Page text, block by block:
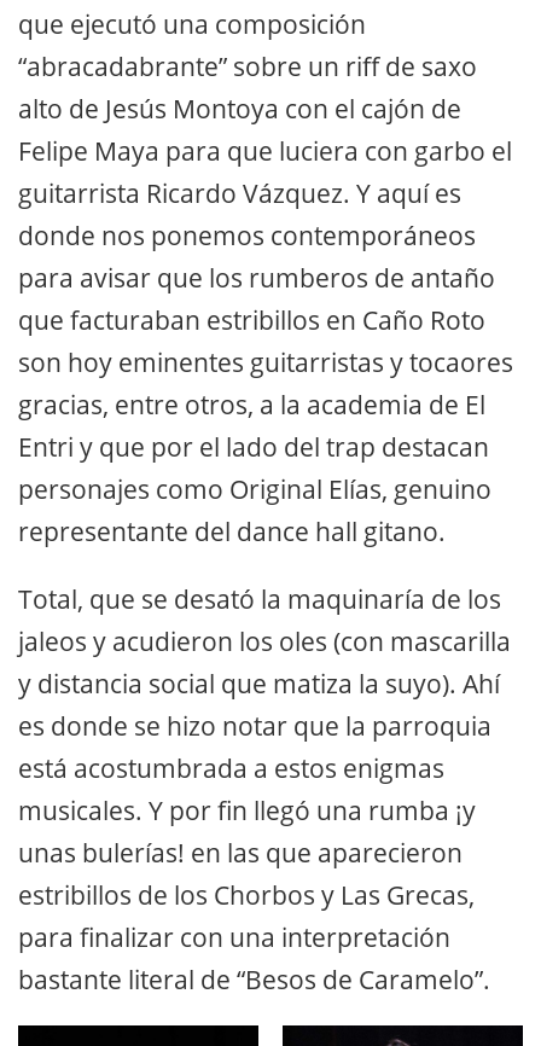
que ejecutó una composición
“abracadabrante” sobre un riff de saxo
alto de Jesús Montoya con el cajón de
Felipe Maya para que luciera con garbo el
guitarrista Ricardo Vázquez. Y aquí es
donde nos ponemos contemporáneos
para avisar que los rumberos de antaño
que facturaban estribillos en Caño Roto
son hoy eminentes guitarristas y tocaores
gracias, entre otros, a la academia de El
Entri y que por el lado del trap destacan
personajes como Original Elías, genuino
representante del dance hall gitano.
Total, que se desató la maquinaría de los
jaleos y acudieron los oles (con mascarilla
y distancia social que matiza la suyo). Ahí
es donde se hizo notar que la parroquia
está acostumbrada a estos enigmas
musicales. Y por fin llegó una rumba ¡y
unas bulerías! en las que aparecieron
estribillos de los Chorbos y Las Grecas,
para finalizar con una interpretación
bastante literal de “Besos de Caramelo”.